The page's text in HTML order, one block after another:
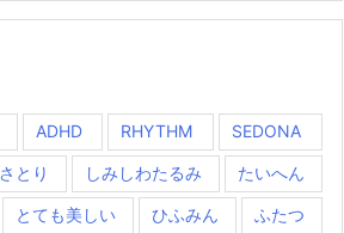
ADHD RHYTHM SEDONA
さとり しみしわたるみ たいへん
とても美しい ひふみん ふたつ